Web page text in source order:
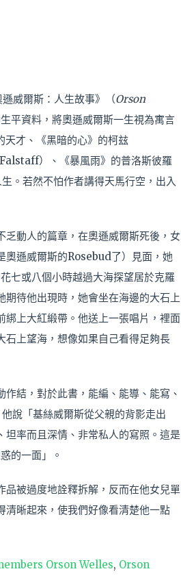
威爾斯：人生故事》（Orson
平資料，將奧遜威爾斯一生視為寓言
才、《黑暗的心》的柯玆
）、《暴風雨》的普洛斯彼羅
。若然不怕作者講得天馬行空，出入
乏動人的篇章，在奧遜威爾斯死後，女
奧遜威爾斯的Rosebud了）見面，她
七或八個小時越過大海探望居於克羅
待他出現時，她會坐在海邊的大石上
上大紅緞帶。他送上一張唱片，裡面
石上望海，想像如果自己看得足夠長
結，對於此書，能編、能導、能寫、
說「基絲威爾斯從父親的背影走出
坦率而且深情、非常私人的寫照。這是
的一面」。
被過度地詮釋拆解，反而在他女兒單
清晰起來，使我們好像看清楚他一點
Orson Welles, Orson